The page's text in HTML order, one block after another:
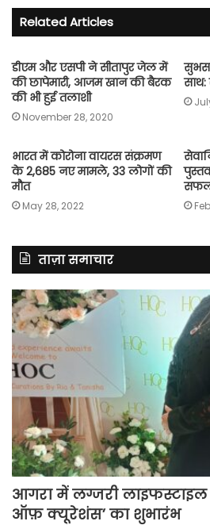
Related Articles
डीएम और एसपी ने सीतापुर जेल में
की छापेमारी, आजम खान की बैरक
की भी हुई तलाशी
November 28, 2020
साथ:
भारत में कोरोना वायरस संक्रमण
के 2,685 नए मामले, 33 लोगों की
मौत
May 28, 2022
ताज़ा समाचार
आगरा में लग्जरी लाइफस्टाइल
ऑफ़ क्यूरेशंस’ का शुभारंभ